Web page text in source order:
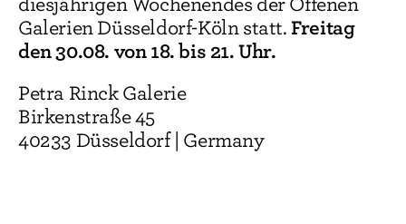
diesjährigen Wochenendes der Offenen
Galerien Düsseldorf-Köln statt. Freitag
den 30.08. von 18. bis 21. Uhr.
Petra Rinck Galerie
Birkenstraße 45
40233 Düsseldorf | Germany